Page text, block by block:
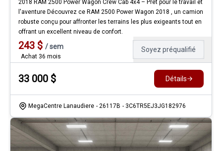
2018 RAM 2500 Power Wagon Crew Cab 4x4 – Prêt pour le travail et
l'aventure Découvrez ce RAM 2500 Power Wagon 2018 , un camion
robuste conçu pour affronter les terrains les plus exigeants tout en
offrant un excellent niveau de confort.
243 $ /sem
Achat 36 mois
Soyez préqualifié
33 000 $ Détails
MegaCentre Lanaudiere - 26117B - 3C6TR5EJ3JG182976